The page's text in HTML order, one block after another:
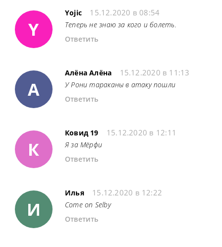
Y
Yojic 15.12.2020 в 08:54
Теперь не знаю за кого и болеть.
Ответить
А
Алёна Алёна 15.12.2020 в 11:13
У Рони тараканы в атаку пошли
Ответить
К
Ковид 19 15.12.2020 в 12:11
Я за Мёрфи
Ответить
И
Илья 15.12.2020 в 12:22
Come on Selby
Ответить